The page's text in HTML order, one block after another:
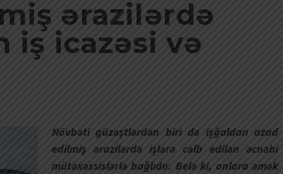
ərazilərdə
iş icazəsi və
Növbəti güzəştlərdən biri də işğaldan azad
edilmiş ərazilərdə işlərə cəlb edilən əcnəbi
mütəxəssislərlə bağlıdır. Belə ki, onlara əmək